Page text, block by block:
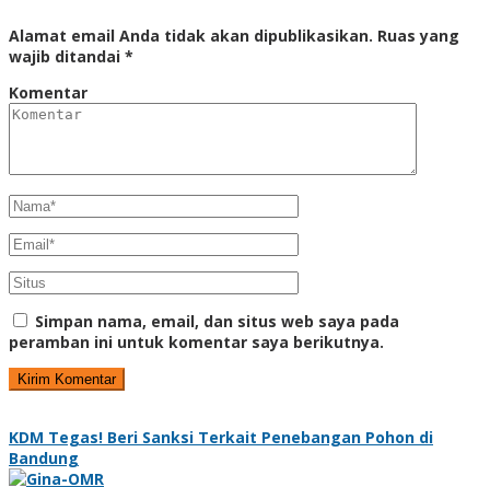
Alamat email Anda tidak akan dipublikasikan. Ruas yang
wajib ditandai *
Komentar
Simpan nama, email, dan situs web saya pada
peramban ini untuk komentar saya berikutnya.
KDM Tegas! Beri Sanksi Terkait Penebangan Pohon di
Bandung